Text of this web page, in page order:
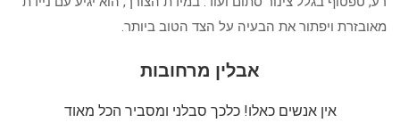
מאובזרת ויפתור את הבעיה על הצד הטוב ביותר.
אבלין מרחובות
אין אנשים כאלו! כלכך סבלני ומסביר הכל מאוד